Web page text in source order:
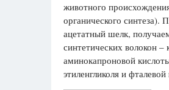
животного
органического синтеза).
ацетатный шелк,
синтетических волокон
аминокапроновой
этиленгликоля и